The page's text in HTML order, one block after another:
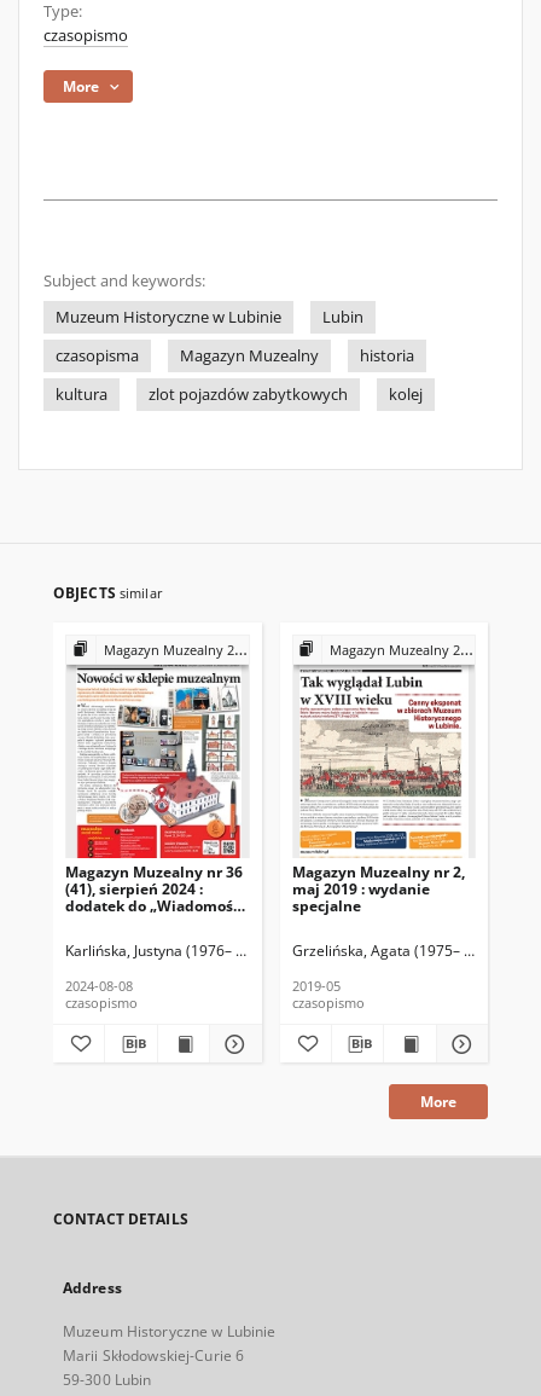
Type:
czasopismo
More
Subject and keywords:
Muzeum Historyczne w Lubinie
Lubin
czasopisma
Magazyn Muzealny
historia
kultura
zlot pojazdów zabytkowych kolej
OBJECTS similar
Magazyn Muzealny 2024
Magazyn Muzealny nr 36
(41), sierpień 2024 :
dodatek do „Wiadomości
Karlińska, Justyna (1976– ) (red.)
Tworek, Kamila (1985– ) (proj. graf.,
2024-08-08
czasopismo
Magazyn Muzealny 2019
Magazyn Muzealny nr 2,
maj 2019 : wydanie
specjalne
Grzelińska, Agata (1975– ) (red.)
2019-05
czasopismo
More
CONTACT DETAILS
Address
Muzeum Historyczne w Lubinie
Marii Skłodowskiej-Curie 6
59-300 Lubin